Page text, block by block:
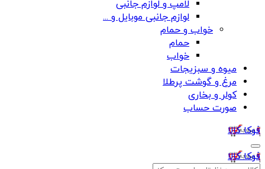
لامپ و لوازم جانبی
لوازم جانبی موبایل و ...
خواب و حمام
حمام
خواب
میوه و سبزیجات
مرغ و گوشت پرطلا
کولر و بخاری
صورت حساب
فوکا کالا
فوکا کالا